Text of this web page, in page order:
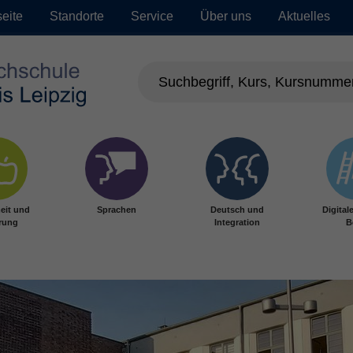
Standorte Service Über uns Aktuelles
und
Sprachen
Deutsch und
Integration